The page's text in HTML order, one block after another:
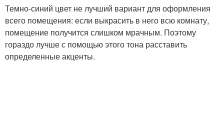
Темно-синий цвет не лучший вариант для оформления
всего помещения: если выкрасить в него всю комнату,
помещение получится слишком мрачным. Поэтому
гораздо лучше с помощью этого тона расставить
определенные акценты.